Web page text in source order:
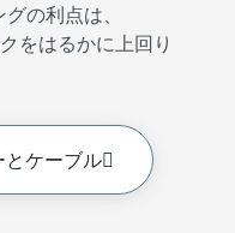
の利点は、
をはるかに上回り
ケーブル